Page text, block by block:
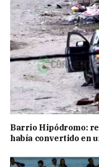
Barrio Hipódromo:
había convertido en